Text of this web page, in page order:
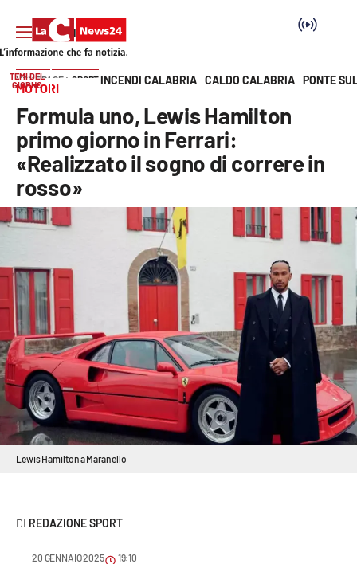
SEZIONI
Cronaca
Politica
Economia e lavoro
Italia Mondo
Sanità
Sport
Cultura
Meteo
Vai
TEMI DEL
GIORNO
INCENDI CALABRIA CALDO CALABRIA PONTE
HOME PAGE SPORT
MOTORI
Formula uno, Lewis Hamilton
primo giorno in Ferrari:
«Realizzato il sogno di correre in
rosso»
Lewis Hamilton a Maranello
REDAZIONE SPORT
20 GENNAIO 2025 19:10